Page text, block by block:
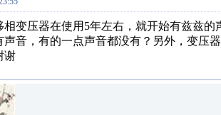
变压器在使用5年左右，就开始有兹兹
声音，有的一点声音都没有？另外，变压
谢